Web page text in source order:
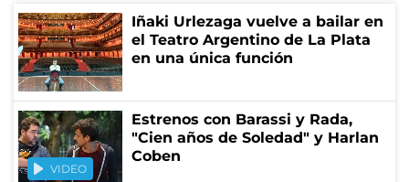
Iñaki Urlezaga vuelve a bailar en
el Teatro Argentino de La Plata
en una única función
VIDEO
Estrenos con Barassi y Rada,
"Cien años de Soledad" y Harlan
Coben